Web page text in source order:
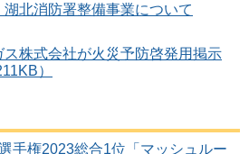
北消防署整備事業について
株式会社が火災予防啓発用掲示
）
手権2023総合1位「マッシュルー